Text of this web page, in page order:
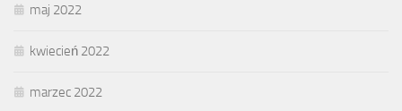
maj 2022
kwiecień 2022
marzec 2022